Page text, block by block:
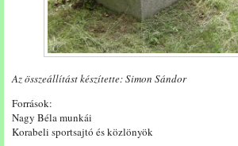
Az összeállítást készítette: Simon Sándor
Források:
Nagy Béla munkái
Korabeli sportsajtó és közlönyök